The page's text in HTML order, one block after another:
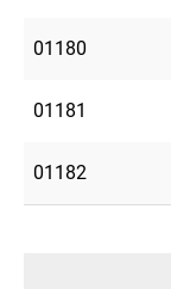
01180
01181
01182